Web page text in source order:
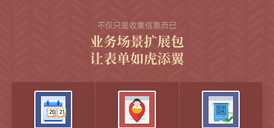
不仅只是收集信息而已
业务场景扩展包
让表单如虎添翼